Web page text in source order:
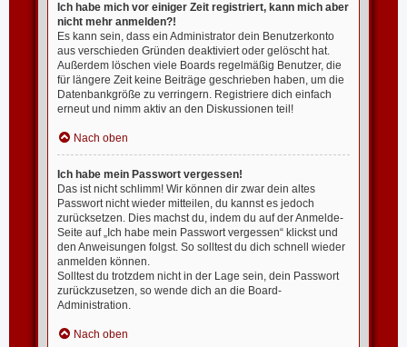
Ich habe mich vor einiger Zeit registriert, kann mich aber
nicht mehr anmelden?!
Es kann sein, dass ein Administrator dein Benutzerkonto
aus verschieden Gründen deaktiviert oder gelöscht hat.
Außerdem löschen viele Boards regelmäßig Benutzer, die
für längere Zeit keine Beiträge geschrieben haben, um die
Datenbankgröße zu verringern. Registriere dich einfach
erneut und nimm aktiv an den Diskussionen teil!
Nach oben
Ich habe mein Passwort vergessen!
Das ist nicht schlimm! Wir können dir zwar dein altes
Passwort nicht wieder mitteilen, du kannst es jedoch
zurücksetzen. Dies machst du, indem du auf der Anmelde-
Seite auf „Ich habe mein Passwort vergessen“ klickst und
den Anweisungen folgst. So solltest du dich schnell wieder
anmelden können.
Solltest du trotzdem nicht in der Lage sein, dein Passwort
zurückzusetzen, so wende dich an die Board-
Administration.
Nach oben